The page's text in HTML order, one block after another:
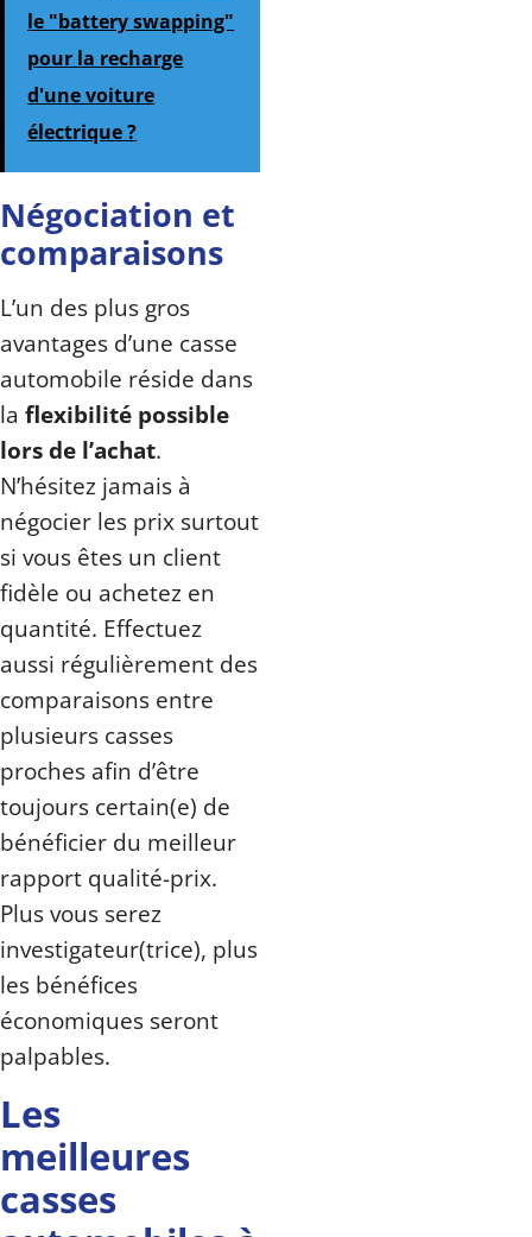
le "battery swapping"
pour la recharge
d'une voiture
électrique ?
Négociation et
comparaisons
L’un des plus gros
avantages d’une casse
automobile réside dans
la flexibilité possible
lors de l’achat.
N’hésitez jamais à
négocier les prix surtout
si vous êtes un client
fidèle ou achetez en
quantité. Effectuez
aussi régulièrement des
comparaisons entre
plusieurs casses
proches afin d’être
toujours certain(e) de
bénéficier du meilleur
rapport qualité-prix.
Plus vous serez
investigateur(trice), plus
les bénéfices
économiques seront
palpables.
Les
meilleures
casses